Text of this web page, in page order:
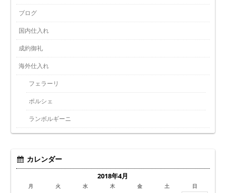
ブログ
国内仕入れ
成約御礼
海外仕入れ
フェラーリ
ポルシェ
ランボルギーニ
カレンダー
2018年4月
月 火 水 木 金 土 日